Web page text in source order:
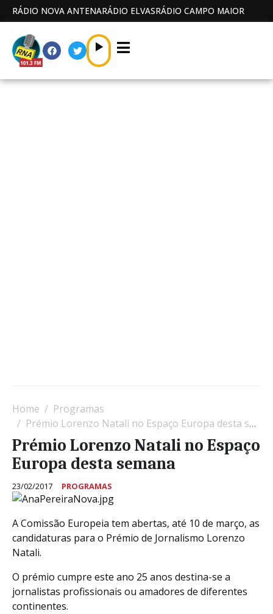
RÁDIO NOVA ANTENARÁDIO ELVASRÁDIO CAMPO MAIOR
Home
Programas
Prémio Lorenzo Natali no Espaço Europa desta semana
Prémio Lorenzo Natali no Espaço
Europa desta semana
23/02/2017 PROGRAMAS
A Comissão Europeia tem abertas, até 10 de março, as
candidaturas para o Prémio de Jornalismo Lorenzo
Natali.
O prémio cumpre este ano 25 anos destina-se a
jornalistas profissionais ou amadores de diferentes
continentes.